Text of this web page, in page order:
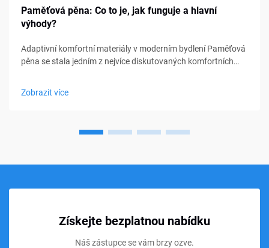
Paměťová pěna: Co to je, jak funguje a hlavní
výhody?
Adaptivní komfortní materiály v moderním bydlení Paměťová
pěna se stala jedním z nejvíce diskutovaných komfortních
Zobrazit více
Získejte bezplatnou nabídku
Náš zástupce se vám brzy ozve.